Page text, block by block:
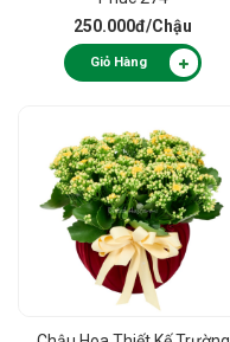
250.000đ/Chậu
Giỏ Hàng